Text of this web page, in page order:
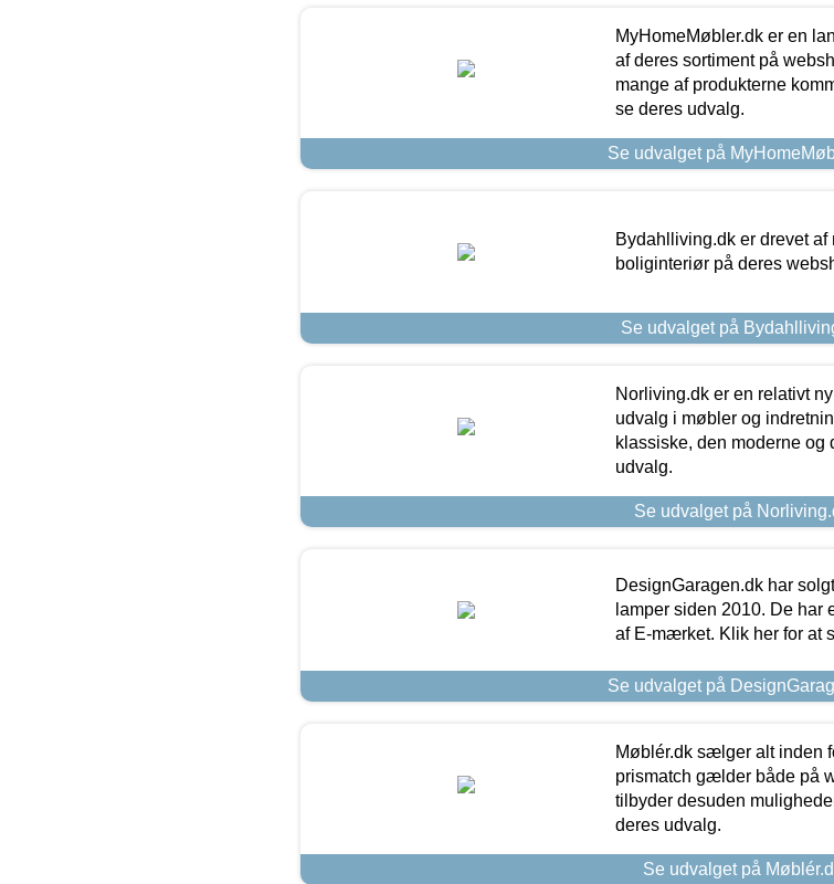
MyHomeMøbler.dk er en
af deres sortiment på
mange af produkterne
se deres udvalg.
Se udvalget på
Bydahlliving.dk er drevet af
boliginteriør på deres
Se udvalget på
Norliving.dk er en relativt
udvalg i møbler og
klassiske, den moderne og
udvalg.
Se udvalget på
DesignGaragen.dk har
lamper siden 2010. De har
af E-mærket. Klik her for at
Se udvalget på
Møblér.dk sælger alt inden
prismatch gælder både på
tilbyder desuden
deres udvalg.
Se udvalget på